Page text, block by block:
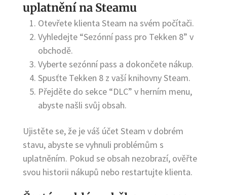
uplatnění na Steamu
Otevřete klienta Steam na svém počítači.
Vyhledejte “Sezónní pass pro Tekken 8” v
obchodě.
Vyberte sezónní pass a dokončete nákup.
Spusťte Tekken 8 z vaší knihovny Steam.
Přejděte do sekce “DLC” v herním menu,
abyste našli svůj obsah.
Ujistěte se, že je váš účet Steam v dobrém
stavu, abyste se vyhnuli problémům s
uplatněním. Pokud se obsah nezobrazí, ověřte
svou historii nákupů nebo restartujte klienta.